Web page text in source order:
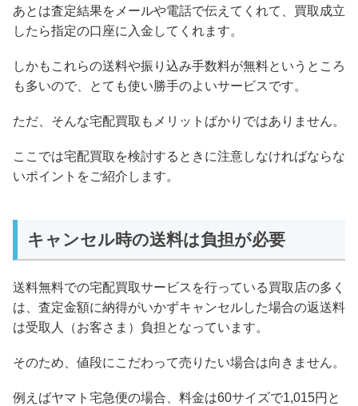
あとは査定結果をメールや電話で伝えてくれて、買取成立
したら指定の口座に入金してくれます。
しかもこれらの送料や振り込み手数料が無料というところ
も多いので、とても使い勝手のよいサービスです。
ただ、そんな宅配買取もメリットばかりではありません。
ここでは宅配買取を検討するときに注意しなければならな
いポイントをご紹介します。
キャンセル時の送料は負担が必要
送料無料での宅配買取サービスを行っている買取店の多く
は、査定金額に納得がいかずキャンセルした場合の返送料
は受取人（お客さま）負担となっています。
そのため、値段にこだわって売りたい場合は向きません。
例えばヤマト宅急便の場合、料金は60サイズで1,015円と